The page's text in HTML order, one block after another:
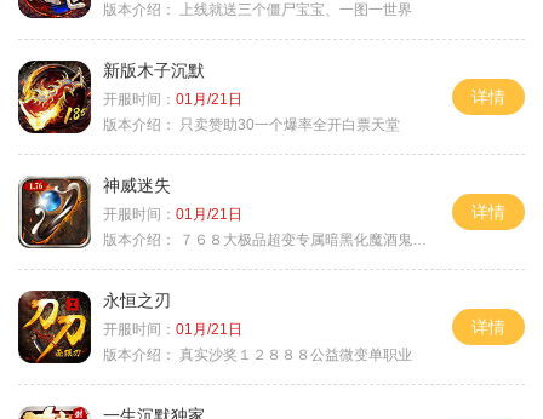
版本介绍：
上线就送三个僵尸宝宝、一图一世界
新版木子沉默
开服时间： 01月/21日
版本介绍：
只卖赞助30一个爆率全开白票天堂
详情
神威迷失
开服时间： 01月/21日
版本介绍：
７６８大极品超变专属暗黑化魔酒鬼微变合击火
详情
永恒之刃
开服时间： 01月/21日
版本介绍： 真实沙奖１２８８８公益微变单职业
详情